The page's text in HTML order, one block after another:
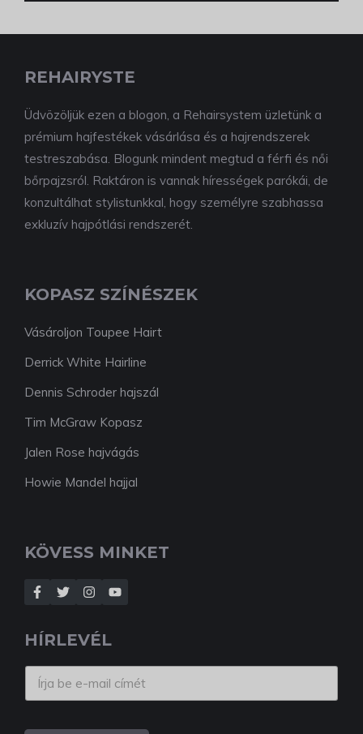
REHAIRYSTE
Üdvözöljük ezen a blogon, a Rehairsystem üzletünk a
prémium hajfestékek vásárlása és a hajrendszerek
testreszabása. Blogunk mindent megtud a férfi és női
bőrpajzsról. Raktáron is vannak hírességek parókái, de
konzultálhat stylistunkkal, hogy személyre szabhassa
exkluzív hajpótlási rendszerét.
KOPASZ SZÍNÉSZEK
Vásároljon Toupee Hairt
Derrick White Hairline
Dennis Schroder hajszál
Tim McGraw Kopasz
Jalen Rose hajvágás
Howie Mandel hajjal
KÖVESS MINKET
HÍRLEVÉL